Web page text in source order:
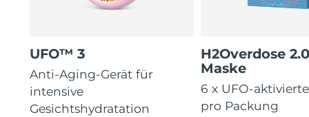
UFO™ 3
Anti-Aging-Gerät für
intensive
Gesichtshydratation
H2Overdose
Maske
6 x UFO-
pro Packung
Erwartete Lieferung
Türkei
Erwartete Lieferung
10/08/2026
Vereinigte Arabische
Emirate
Erwartete Lieferung
10/08/2026